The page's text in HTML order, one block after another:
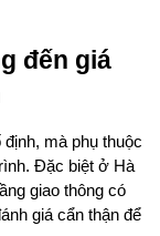
đến giá
mà phụ thuộc
Đặc biệt ở Hà
giao thông có
giá cẩn thận để